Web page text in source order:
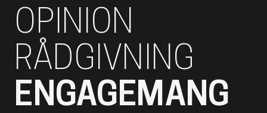
OPINION
RÅDGIVNING
ENGAGEMANG